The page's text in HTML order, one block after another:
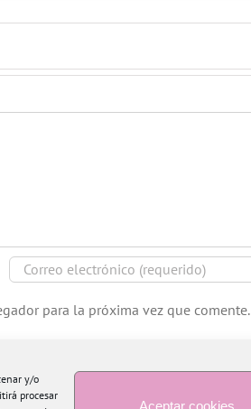
y/o
procesar
Aceptar cookies
para la próxima vez que comente.